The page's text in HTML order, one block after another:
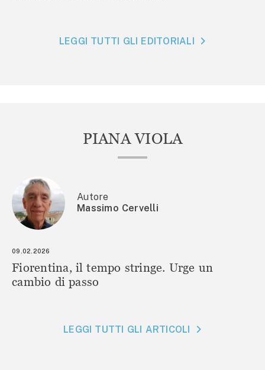
LEGGI TUTTI GLI EDITORIALI
PIANA VIOLA
Autore
Massimo Cervelli
09.02.2026
Fiorentina, il tempo stringe. Urge un
cambio di passo
LEGGI TUTTI GLI ARTICOLI